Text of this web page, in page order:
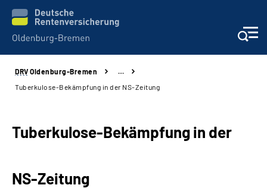
Services
Karriere
DRV Oldenburg-Bremen
…
Tuberkulose-Bekämpfung in der NS-Zeitung
Tuberkulose-Bekämpfung in der
NS-Zeitung